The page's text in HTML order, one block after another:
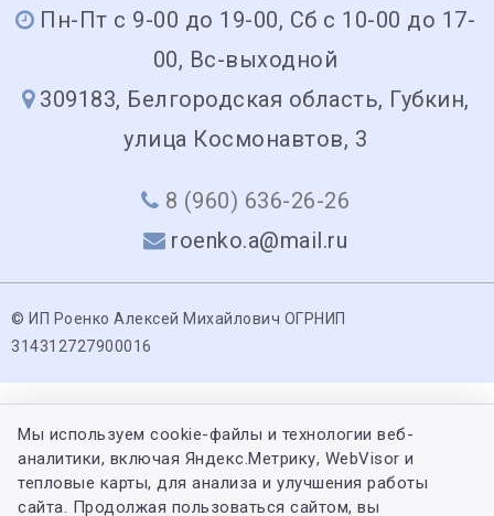
Пн-Пт с 9-00 до 19-00, Сб с 10-00 до 17-
00, Вс-выходной
309183, Белгородская область, Губкин,
улица Космонавтов, 3
8 (960) 636-26-26
roenko.a@mail.ru
© ИП Роенко Алексей Михайлович ОГРНИП
314312727900016
Мы используем cookie-файлы и технологии веб-
аналитики, включая Яндекс.Метрику, WebVisor и
тепловые карты, для анализа и улучшения работы
сайта. Продолжая пользоваться сайтом, вы